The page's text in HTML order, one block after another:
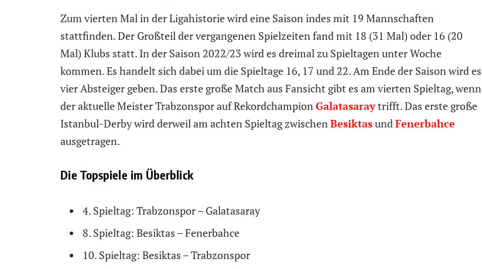
Zum vierten Mal in der Ligahistorie wird eine Saison indes mit 19 Mannschaften
stattfinden. Der Großteil der vergangenen Spielzeiten fand mit 18 (31 Mal) oder 16 (20
Mal) Klubs statt. In der Saison 2022/23 wird es dreimal zu Spieltagen unter Woche
kommen. Es handelt sich dabei um die Spieltage 16, 17 und 22. Am Ende der Saison wird es
vier Absteiger geben. Das erste große Match aus Fansicht gibt es am vierten Spieltag, wenn
der aktuelle Meister Trabzonspor auf RekordchampionGalatasaraytrifft. Das erste große
Istanbul-Derby wird derweil am achten Spieltag zwischenBesiktasundFenerbahce
ausgetragen.
Die Topspiele im Überblick
4. Spieltag: Trabzonspor – Galatasaray
8. Spieltag: Besiktas – Fenerbahce
10. Spieltag: Besiktas – Trabzonspor